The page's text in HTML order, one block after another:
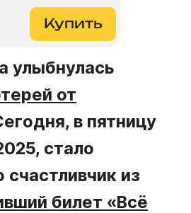
Купить
улыбнулась
от
в пятницу
стало
счастливчик из
билет «Всё